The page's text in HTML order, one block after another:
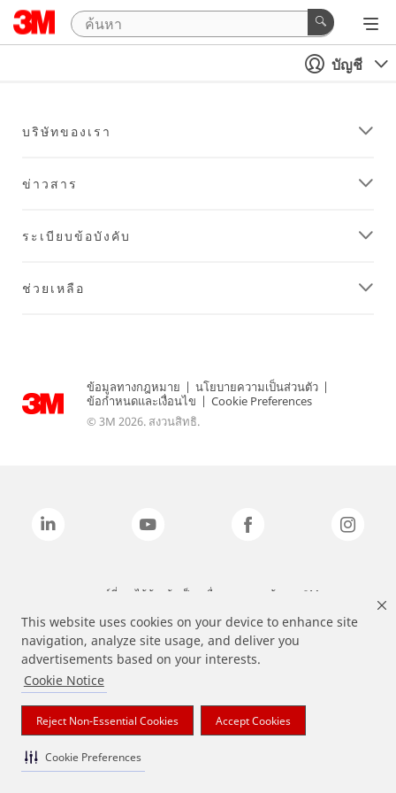
This website uses cookies on your device to enhance site
navigation, analyze site usage, and deliver you
advertisements based on your interests.
Cookie Notice
Reject Non-Essential Cookies Accept Cookies
Cookie Preferences
บัญชี
บริษัทของเรา
ข่าวสาร
ระเบียบข้อบังคับ
ช่วยเหลือ
ข้อมูลทางกฎหมาย | นโยบายความเป็นส่วนตัว |
ข้อกำหนดและเงื่อนไข | Cookie Preferences
© 3M 2026. สงวนสิทธิ.
แบรนด์ที่ระบุไว้ข้างต้นเป็นเครื่องหมายการค้าของ 3M